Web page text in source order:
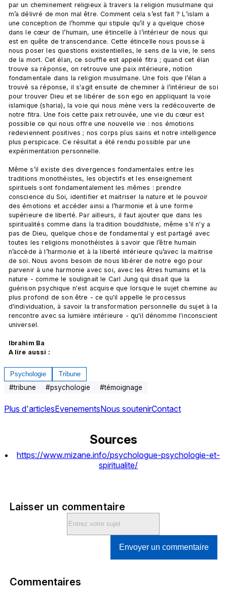
par un cheminement religieux à travers la religion musulmane qui
m’a délivré de mon mal être. Comment cela s’est fait ? L’islam a
une conception de l’homme qui stipule qu’il y a quelque chose
dans le cœur de l’humain, une étincelle à l’intérieur de nous qui
est en quête de transcendance. Cette étincelle nous pousse à
nous poser les questions existentielles, le sens de la vie, le sens
de la mort. Cet élan, ce souffle est appelé fitra ; quand cet élan
trouve sa réponse, on retrouve une paix intérieure, notion
fondamentale dans la religion musulmane. Une fois que l’élan a
trouvé sa réponse, il s'agit ensuite de cheminer à l’intérieur de soi
pour trouver Dieu et se libérer de son ego en appliquant la voie
islamique (sharia), la voie qui nous mène vers la redécouverte de
notre fitra. Une fois cette paix retrouvée, une vie du cœur est
possible ce qui nous offre une nouvelle vie : nos émotions
redeviennent positives ; nos corps plus sains et notre intelligence
plus perspicace. Ce résultat a été rendu possible par une
expérimentation personnelle.
Même s’il existe des divergences fondamentales entre les
traditions monothéistes, les objectifs et les enseignement
spirituels sont fondamentalement les mêmes : prendre
conscience du Soi, identifier et maitriser la nature et le pouvoir
des émotions et accéder ainsi a l’harmonie et à une forme
supérieure de liberté. Par ailleurs, il faut ajouter que dans les
spiritualités comme dans la tradition bouddhiste, même s'il n'y a
pas de Dieu, quelque chose de fondamental y est partagé avec
toutes les religions monothéistes à savoir que l’être humain
n’accède à l’harmonie et à la liberté intérieure qu’avec la maitrise
de soi. Nous avons besoin de nous libérer de notre ego pour
parvenir à une harmonie avec soi, avec les êtres humains et la
nature - comme le soulignait le Carl Jung qui disait que la
guérison psychique n'est acquise que lorsque le sujet chemine au
plus profond de son être - ce qu'il appelle le processus
d'individuation, à savoir la transformation personnelle du sujet à la
rencontre avec sa lumière intérieure - qu'il dénomme l'inconscient
universel.
Ibrahim Ba
A lire aussi :
Psychologie Tribune
#tribune #psychologie #témoignage
Plus d'articlesEvenementsNous soutenirContact
Sources
https://www.mizane.info/psychologue-psychologie-et-
spiritualite/
Laisser un commentaire
Envoyer un commentaire
Commentaires